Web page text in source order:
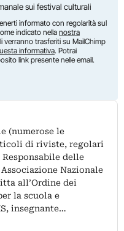
sui festival culturali
informato con regolarità sul
indicato nella nostra
verranno trasferiti su MailChimp
informativa. Potrai
link presente nelle email.
(numerose le
di riviste, regolari
delle
Nazionale
all’Ordine dei
la scuola e
insegnante…